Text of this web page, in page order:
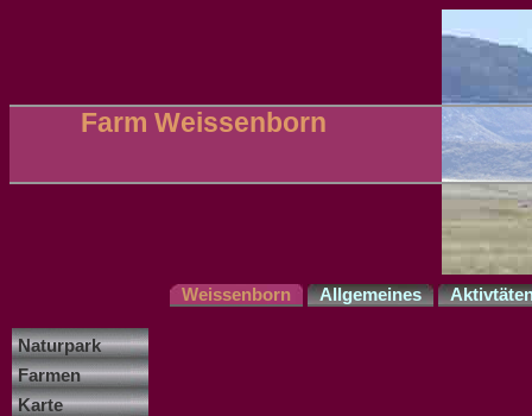
Farm Weissenborn
Weissenborn Allgemeines
Naturpark
Farmen
Karte